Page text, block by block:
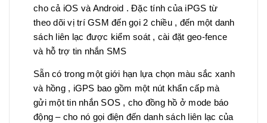
cho cả iOS và Android . Đặc tính của iPGS từ
theo dõi vị trí GSM đến gọi 2 chiều , đến một danh
sách liên lạc được kiểm soát , cài đặt geo-fence
và hỗ trợ tin nhắn SMS
Sẵn có trong một giới hạn lựa chọn màu sắc xanh
và hồng , iGPS bao gồm một nút khẩn cấp mà
gửi một tin nhắn SOS , cho đồng hồ ở mode báo
động – cho nó gọi điện đến danh sách liên lạc của